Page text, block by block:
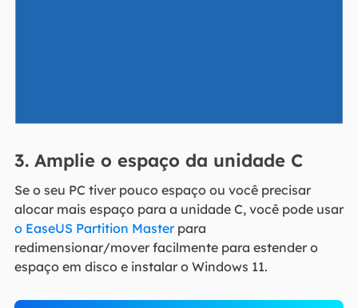
3. Amplie o espaço da unidade C
Se o seu PC tiver pouco espaço ou você precisar
alocar mais espaço para a unidade C, você pode usar
o EaseUS Partition Masterpara
redimensionar/mover facilmente para estender o
espaço em disco e instalar o Windows 11.